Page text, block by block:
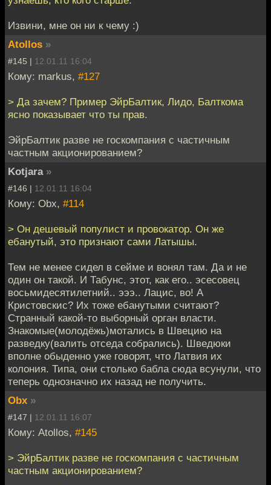
Извини, мне он ни к чему :)
Atollos »
#145 | 12.01.11 16:04
Кому: markus, #127
> Да зачем? Пример ЭйрБалтик, Лидо, Балткома
ясно показывает что ты прав.
ЭйрБалтик разве не госкомпания с частичным
частным акционированием?
Kotjara »
#146 | 12.01.11 16:04
Кому: Obx, #114
> Он дешевый популист и провокатор. Он же
ебанутый, это признают сами Латышы.
Тем не менее сидел в сейме и вонял там. Да и не
один он такой. И Табунс, этот, как его.. эсесовец
восьмидесятилетний.. эээ.. Лацис, во! А
Кристовскис? Их тоже ебанутыми считают?
Странный какой-то выборный орган власти.
Знакомые(молодёжь)мотались в Швецию на
разведку(валить отседа собрались). Шведюки
вполне обыденно уже говорят, что Латвия их
колония. Типа, они столько бабла сюда всунули, что
теперь однозначно их назад не получить.
Obx »
#147 | 12.01.11 16:07
Кому: Atollos, #145
> ЭйрБалтик разве не госкомпания с частичным
частным акционированием?